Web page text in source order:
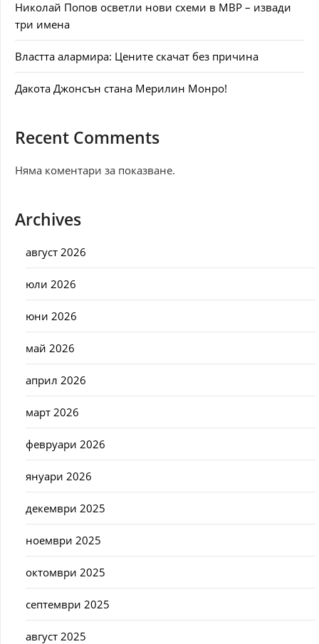
Николай Попов осветли нови схеми в МВР – извади
три имена
Властта алармира: Цените скачат без причина
Дакота Джонсън стана Мерилин Монро!
Recent Comments
Няма коментари за показване.
Archives
август 2026
юли 2026
юни 2026
май 2026
април 2026
март 2026
февруари 2026
януари 2026
декември 2025
ноември 2025
октомври 2025
септември 2025
август 2025